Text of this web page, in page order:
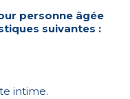
personne âgée
suivantes :
intime.